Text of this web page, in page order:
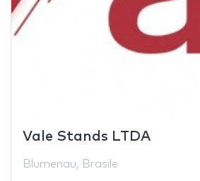
Vale Stands LTDA
Blumenau, Brasile